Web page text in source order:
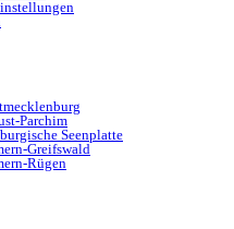
Parchim
Seenplatte
Greifswald
Rügen